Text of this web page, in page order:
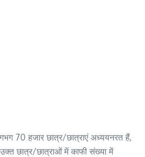
70 हजार छात्र/छात्राएं अध्ययनरत हैं,
छात्र/छात्राओं में काफी संख्या में